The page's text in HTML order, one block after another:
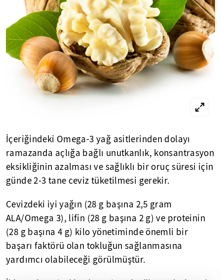
İçeriğindeki Omega-3 yağ asitlerinden dolayı
ramazanda açlığa bağlı unutkanlık, konsantrasyon
eksikliğinin azalması ve sağlıklı bir oruç süresi için
günde 2-3 tane ceviz tüketilmesi gerekir.
Cevizdeki iyi yağın (28 g başına 2,5 gram
ALA/Omega 3), lifin (28 g başına 2 g) ve proteinin
(28 g başına 4 g) kilo yönetiminde önemli bir
başarı faktörü olan tokluğun sağlanmasına
yardımcı olabileceği görülmüştür.